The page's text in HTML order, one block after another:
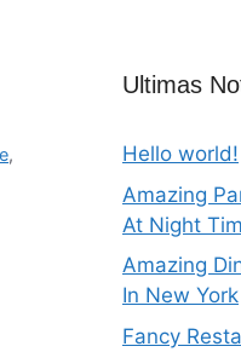
,
Ultimas
Hello world!
Amazing
At Night
Amazing
In New York
Fancy